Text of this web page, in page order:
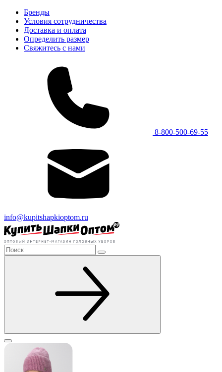
Бренды
Условия сотрудничества
Доставка и оплата
Определить размер
Свяжитесь с нами
8-800-500-69-55
info@kupitshapkioptom.ru